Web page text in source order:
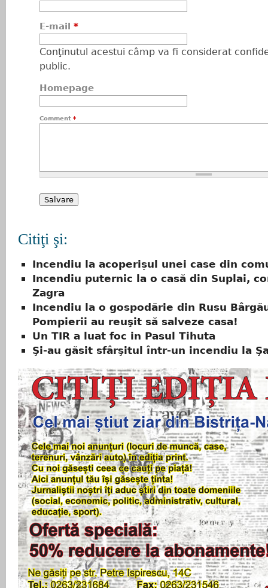
E-mail *
Conţinutul acestui câmp va fi considerat
public.
Homepage
Comment *
Citiţi şi:
Incendiu la acoperișul unei case din
Incendiu puternic la o casă din Suplai,
Zagra
Incendiu la o gospodărie din Rusu
Pompierii au reuşit să salveze casa!
Un TIR a luat foc in Pasul Tihuta
Şi-au găsit sfârşitul într-un incendiu la